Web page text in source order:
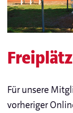
Für unsere
vorheriger